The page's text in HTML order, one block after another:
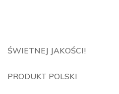
ŚWIETNEJ JAKOŚCI!
PRODUKT POLSKI